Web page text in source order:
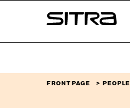
↓
Sitra
FRONT PAGE PEOPLE